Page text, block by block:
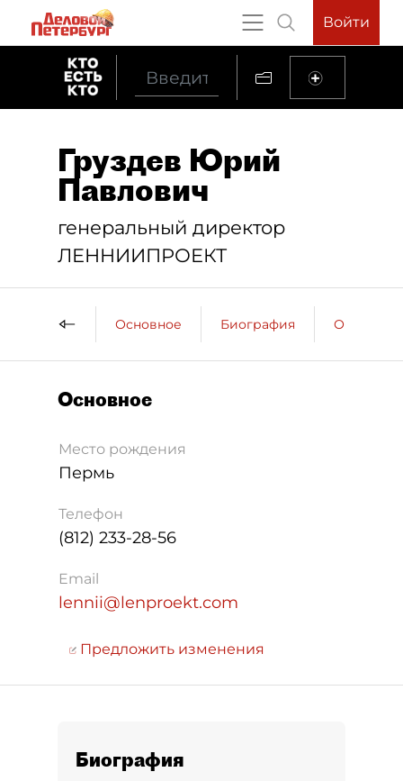
Войти
Груздев Юрий
Павлович
генеральный директор
ЛЕННИИПРОЕКТ
Основное Биография
Основное
Место рождения
Пермь
Телефон
(812) 233-28-56
Email
lennii@lenproekt.com
Предложить изменения
Биография